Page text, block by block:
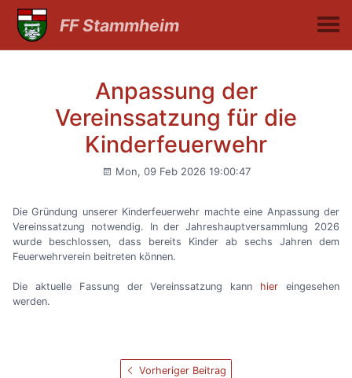
FF Stammheim
Anpassung der
Vereinssatzung für die
Kinderfeuerwehr
Mon, 09 Feb 2026 19:00:47
Die Gründung unserer Kinderfeuerwehr machte eine Anpassung der
Vereinssatzung notwendig. In der Jahreshauptversammlung 2026
wurde beschlossen, dass bereits Kinder ab sechs Jahren dem
Feuerwehrverein beitreten können.
Die aktuelle Fassung der Vereinssatzung kann hier eingesehen
werden.
Vorheriger Beitrag